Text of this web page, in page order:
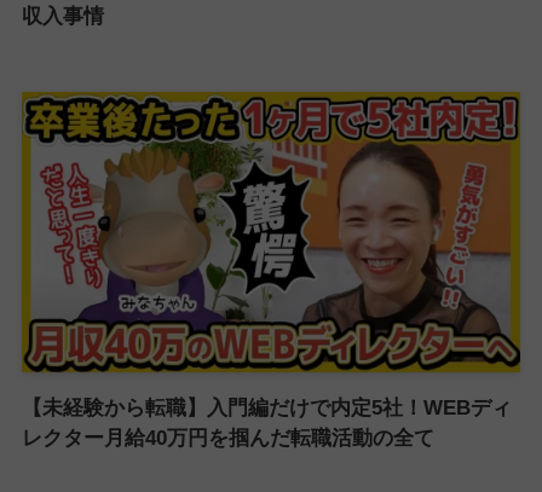
収入事情
【未経験から転職】入門編だけで内定5社！WEBディ
レクター月給40万円を掴んだ転職活動の全て